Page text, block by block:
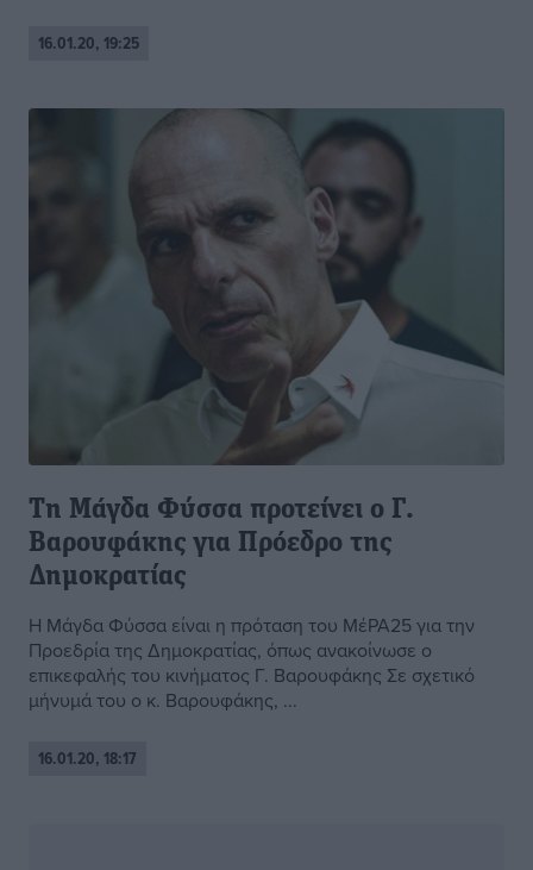
16.01.20, 19:25
Τη Μάγδα Φύσσα προτείνει ο Γ.
Βαρουφάκης για Πρόεδρο της
Δημοκρατίας
Η Μάγδα Φύσσα είναι η πρόταση του ΜέΡΑ25 για την
Προεδρία της Δημοκρατίας, όπως ανακοίνωσε ο
επικεφαλής του κινήματος Γ. Βαρουφάκης Σε σχετικό
μήνυμά του ο κ. Βαρουφάκης, ...
16.01.20, 18:17